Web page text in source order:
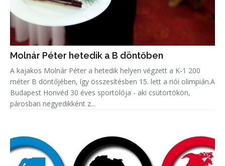
Molnár Péter hetedik a B döntőben
A kajakos Molnár Péter a hetedik helyen végzett a K-1 200
méter B döntőjében, így összesítésben 15. lett a riói olimpián.A
Budapest Honvéd 30 éves sportolója - aki csütörtökön,
párosban negyedikként z...